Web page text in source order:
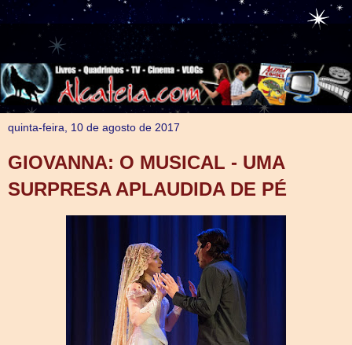
quinta-feira, 10 de agosto de 2017
GIOVANNA: O MUSICAL - UMA
SURPRESA APLAUDIDA DE PÉ